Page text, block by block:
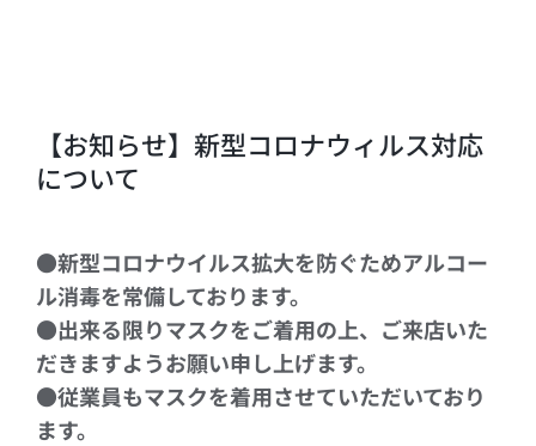
【お知らせ】新型コロナウィルス対応
について
●新型コロナウイルス拡大を防ぐためアルコー
ル消毒を常備しております。
●出来る限りマスクをご着用の上、ご来店いた
だきますようお願い申し上げます。
●従業員もマスクを着用させていただいており
ます。